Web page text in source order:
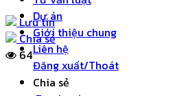
Dự án
Giới thiệu chung
Liên hệ
Đăng xuất/Thoát
Lưu tin
Chia sẻ
64
Chia sẻ